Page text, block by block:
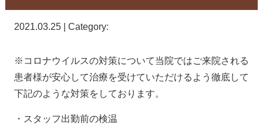
2021.03.25 | Category:
※コロナウイルスの対策について当院ではご来院される
患者様が安心して治療を受けていただけるよう徹底して
下記のような対策をしております。
・スタッフ出勤前の検温